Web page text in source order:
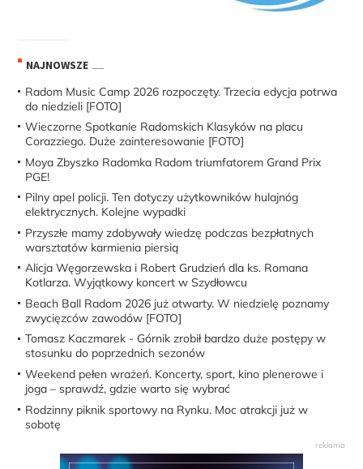
NAJNOWSZE
Radom Music Camp 2026 rozpoczęty. Trzecia edycja potrwa
do niedzieli [FOTO]
Wieczorne Spotkanie Radomskich Klasyków na placu
Corazziego. Duże zainteresowanie [FOTO]
Moya Zbyszko Radomka Radom triumfatorem Grand Prix
PGE!
Pilny apel policji. Ten dotyczy użytkowników hulajnóg
elektrycznych. Kolejne wypadki
Przyszłe mamy zdobywały wiedzę podczas bezpłatnych
warsztatów karmienia piersią
Alicja Węgorzewska i Robert Grudzień dla ks. Romana
Kotlarza. Wyjątkowy koncert w Szydłowcu
Beach Ball Radom 2026 już otwarty. W niedzielę poznamy
zwycięzców zawodów [FOTO]
Tomasz Kaczmarek - Górnik zrobił bardzo duże postępy w
stosunku do poprzednich sezonów
Weekend pełen wrażeń. Koncerty, sport, kino plenerowe i
joga – sprawdź, gdzie warto się wybrać
Rodzinny piknik sportowy na Rynku. Moc atrakcji już w
sobotę